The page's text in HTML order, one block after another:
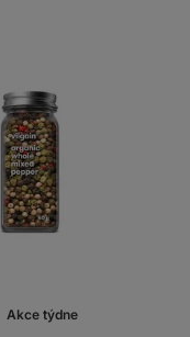
Akce týdne